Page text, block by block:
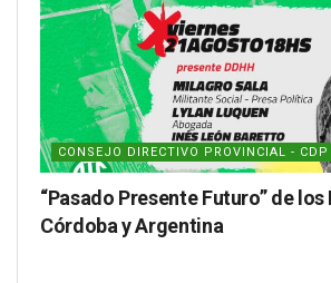
CONSEJO DIRECTIVO PROVINCIAL - CDP
“Pasado Presente Futuro” de los
Córdoba y Argentina